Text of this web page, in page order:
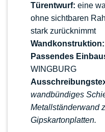
Türentwurf: eine
ohne sichtbaren
stark zurücknimmt
Wandkonstruktion:
Passendes
WINGBURG
wandbündiges
Metallständerwand
Gipskartonplatten.